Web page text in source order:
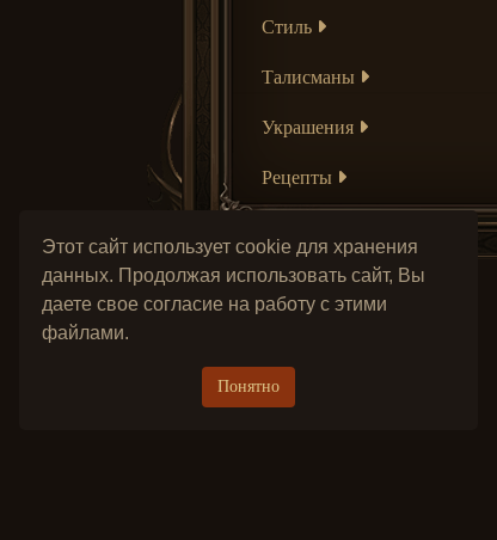
Этот сайт использует cookie для хранения
данных. Продолжая использовать сайт, Вы
даете свое согласие на работу с этими
файлами.
Понятно
Стиль
Талисманы
Украшения
Рецепты